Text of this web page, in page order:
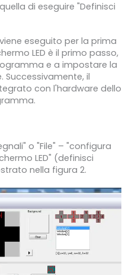
di eseguire "Definisci
eseguito per la prima
LED è il primo passo,
e a impostare la
il
con l'hardware dello
o "File" – "configura
LED" (definisci
nella figura 2.